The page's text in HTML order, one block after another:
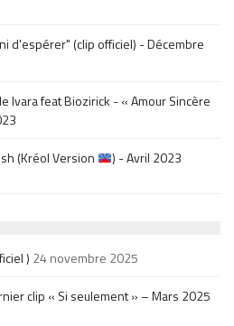
d'espérer" (clip officiel) - Décembre
Ivara feat Biozirick - « Amour Sincère
(Kréol Version
) - Avril 2023
) 24 novembre 2025
clip « Si seulement » – Mars 2025